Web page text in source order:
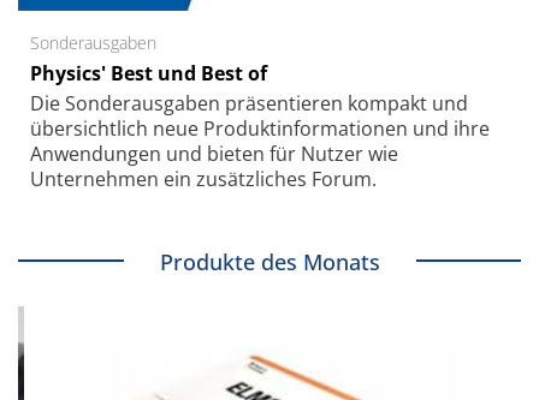
Sonderausgaben
Physics' Best und Best of
Die Sonder­ausgaben präsentieren kompakt und
übersichtlich neue Produkt­informationen und ihre
Anwendungen und bieten für Nutzer wie
Unternehmen ein zusätzliches Forum.
Produkte des Monats